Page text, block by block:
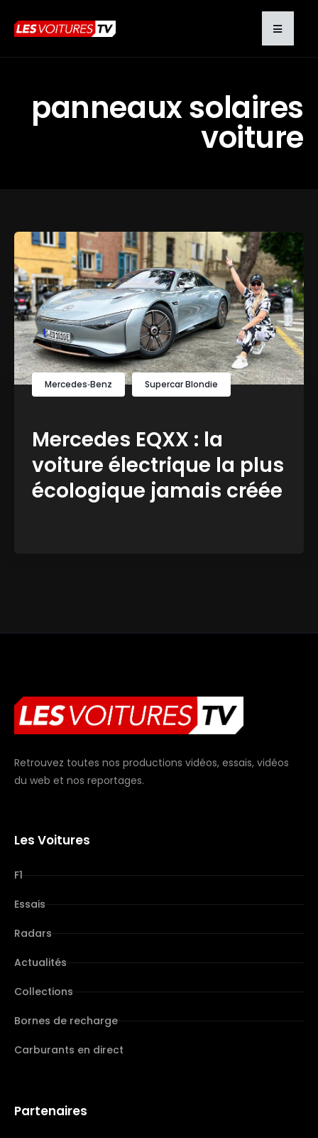
panneaux solaires
voiture
Mercedes‑Benz Supercar Blondie
Mercedes EQXX : la
voiture électrique la plus
écologique jamais créée
Retrouvez toutes nos productions vidéos, essais, vidéos
du web et nos reportages.
Les Voitures
F1
Essais
Radars
Actualités
Collections
Bornes de recharge
Carburants en direct
Partenaires